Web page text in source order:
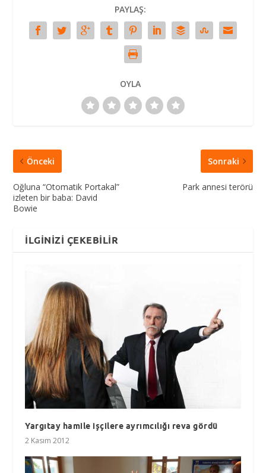
PAYLAŞ:
OYLA
Önceki
Oğluna “Otomatik Portakal”
izleten bir baba: David
Bowie
Sonraki
Park annesi terörü
İLGINIZI ÇEKEBILIR
Yargıtay hamile işçilere ayrımcılığı reva gördü
2 Kasım 2012